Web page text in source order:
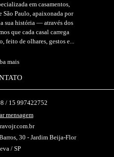
em casamentos,
São Paulo, apaixonada por
sua história — através dos
que cada casal carrega
feito de olhares, gestos e...
mais
/ 15 997422752
mensagem
30 - Jardim Beija-Flor
/ SP